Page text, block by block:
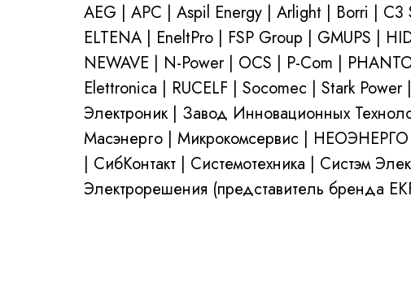
AEG | APC | Aspil Energy | Arlight | Borri | C3
ELTENA | EneltPro | FSP Group | GMUPS |
NEWAVE | N-Power | OCS | P-Com |
Elettronica | RUCELF | Socomec | Stark
Электроник | Завод Инновационных
Масэнерго | Микрокомсервис |
| СибКонтакт | Системотехника | Систэм
Электрорешения (представитель бренда